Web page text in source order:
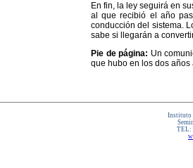
En fin, la ley seguirá en
al que recibió el año
conducción del sistema.
sabe si llegarán a
Pie de página: Un
que hubo en los dos años
Instituto
TEL: